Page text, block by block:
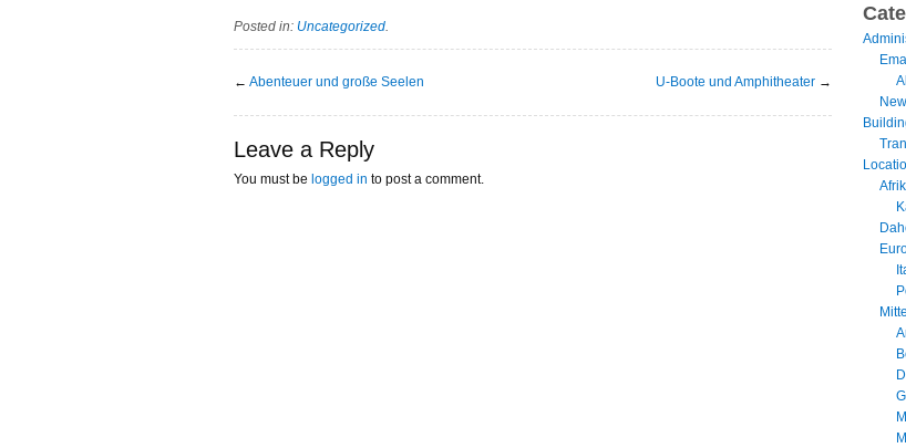
Posted in: Uncategorized.
← Abenteuer und große Seelen U-Boote und Amphitheater →
Leave a Reply
You must be logged in to post a comment.